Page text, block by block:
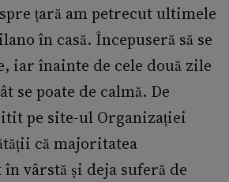
țară am petrecut ultimele
în casă. Începuseră să se
iar înainte de cele două zile
se poate de calmă. De
pe site-ul Organizației
că majoritatea
vârstă și deja suferă de